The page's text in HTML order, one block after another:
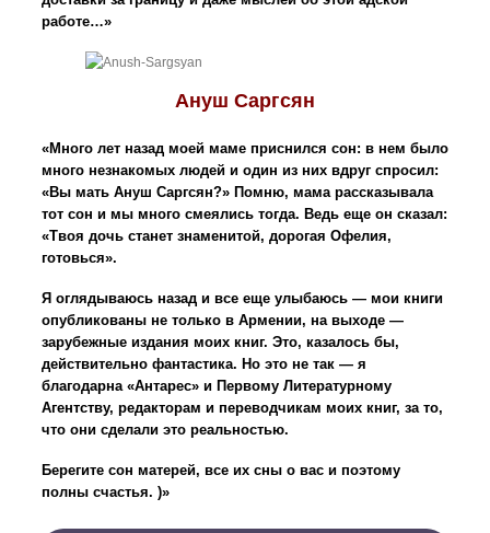
работе…»
Ануш Саргсян
«Много лет назад моей маме приснился сон: в нем было
много незнакомых людей и один из них вдруг спросил:
«Вы мать Ануш Саргсян?» Помню, мама рассказывала
тот сон и мы много смеялись тогда. Ведь еще он сказал:
«Твоя дочь станет знаменитой, дорогая Офелия,
готовься».
Я оглядываюсь назад и все еще улыбаюсь — мои книги
опубликованы не только в Армении, на выходе —
зарубежные издания моих книг. Это, казалось бы,
действительно фантастика. Но это не так — я
благодарна «Антарес» и Первому Литературному
Агентству, редакторам и переводчикам моих книг, за то,
что они сделали это реальностью.
Берегите сон матерей, все их сны о вас и поэтому
полны счастья. )»